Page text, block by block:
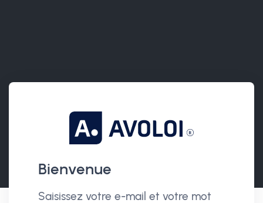
Bienvenue
Saisissez votre e-mail et votre mot